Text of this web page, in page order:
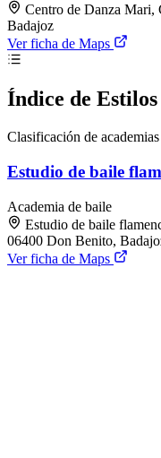
Centro de Danza
Badajoz
Ver ficha de Maps
Índice de
Clasificación de
Estudio de baile
Academia de baile
Estudio de baile
06400 Don Benito,
Ver ficha de Maps